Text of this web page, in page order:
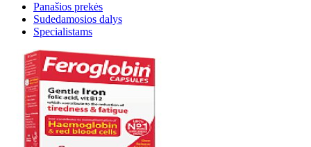
Panašios prekės
Sudedamosios dalys
Specialistams